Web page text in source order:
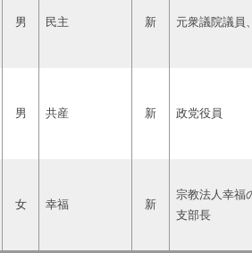
男 民主 新 元衆議院議員
男 共産 新 政党役員
女 幸福 新
宗教法人幸福
支部長